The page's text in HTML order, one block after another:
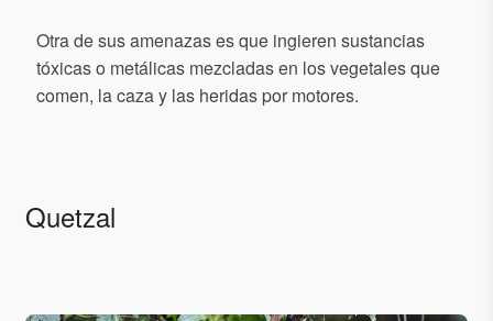
Otra de sus amenazas es que ingieren sustancias
tóxicas o metálicas mezcladas en los vegetales que
comen, la caza y las heridas por motores.
Quetzal